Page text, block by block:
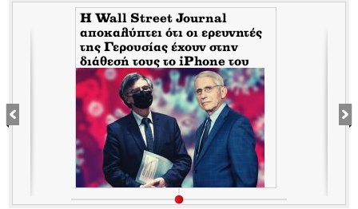
H Wall Street Journal
αποκαλύπτει ότι οι ερευνητές
της Γερουσίας έχουν στην
διάθεσή τους το iPhone του
Tony Fauci από την περίοδο
της πανδημίας. Τι σημαίνει
αυτό για τον εμπλεκόμενο
Σωτήρη Τσιόδρα